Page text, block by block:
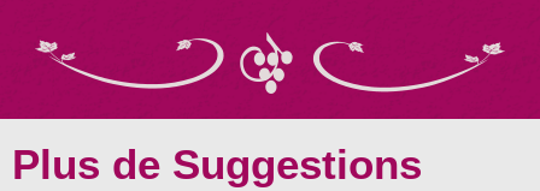
Plus de Suggestions